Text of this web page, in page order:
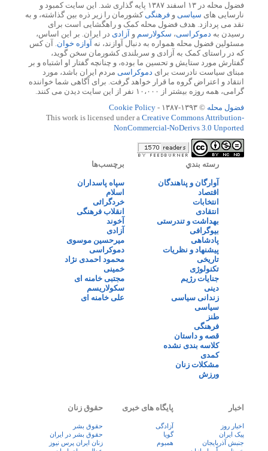
فضول محله در ۱۳ اسفند ۱۳۸۷ پایه گذاری شد. این سایت کمبود و
نارسایی های سیاسی و فرهنگیکشورمان را زیر ذره بین گذاشته، و به
نقد می پردازد. هدف فضول محله کمک و راهگشایی است برای
رسیدن به دموکراسی، سکولارسم و آزادی در ایران. بر این اساس،
مسئولین فضول محله همواره به دنبال آوازند، نه آوازه خوان. آن کس
که در راستای کمک به آزادی و سربلندی کشورمان سخن گوید،
گفتارش مورد ستایش و تحسین ما بوده، و چنانچه گفتار او اشتباه و بر
مبنای سیاست نادرست برای دموکراسی مردم ایران باشد، مورد
انتقاد و اعتراض گروه ما قرار خواهد گرفت. برای آگاهی شما خواننده
گرامی، همه روزه بیشتر از ۱۰،۰۰۰ نفر از این سایت دیدن می کنند.
فضول محله © ۱۳۹۳-۱۳۸۷ -
Cookie Policy
This work is licensed under a Creative Commons Attribution-
NonCommercial-NoDerivs 3.0 Unported
رسته بندي
آوارگان و پناهندگان
اقتصاد
انتخابات
انتقادی
بهداشت و تندرستی
بیوگرافی
پادشاهی
پیشنهاد و نظریات
تاریخی
تکنولوژی
جنایات رژیم
دینی
زندانی سیاسی
سیاسی
طنز
فرهنگی
قصه و داستان
کلاسه بندی نشده
کمدی
مشکلات زنان
ورزش
برچسب‌ها
سپاه پاسداران
اسلام
خردگرائی
انقلاب فرهنگی
آخوند
آزادی
میرحسین موسوی
دموکراسی
محمود احمدی نژاد
خمینی
مجتبی خامنه ای
سکولاریسم
علی خامنه ای
اخبار
اخبار روز
پيک ايران
جنبش آذربایجان
پایگاه های خبری
آزادگی
گویا
همبوم
حقوق زنان
حقوق بشر
حقوق بشر در ایران
زنان ايران پرس نيوز